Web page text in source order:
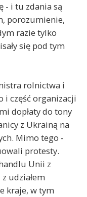
- i tu zdania są
porozumienie,
razie tylko
się pod tym
rolnictwa i
i część organizacji
dopłaty do tony
z Ukrainą na
Mimo tego -
protesty.
Unii z
udziałem
kraje, w tym